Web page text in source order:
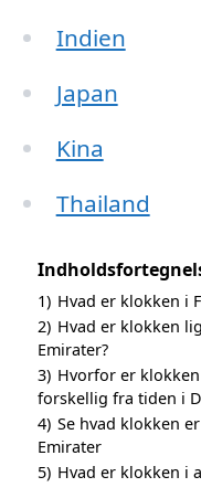
Indien
Japan
Kina
Thailand
1) Hvad er klokken i
2) Hvad er klokken
Emirater?
3) Hvorfor er
forskellig fra tiden i
4) Se hvad klokken
Emirater
5) Hvad er klokken i